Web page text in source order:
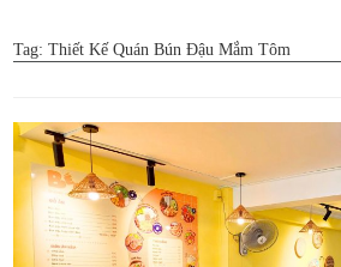
Tag:Thiết Kế Quán Bún Đậu Mắm Tôm